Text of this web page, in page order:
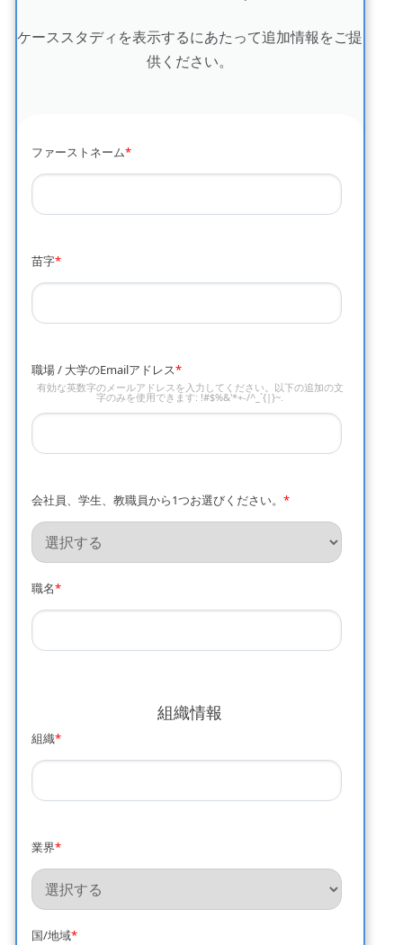
ケーススタディを表示するにあたって追加情報をご提
供ください。
ファーストネーム*
苗字*
職場 / 大学のEmailアドレス*
有効な英数字のメールアドレスを入力してください。以下の追加の文
字のみを使用できます: !#$%&'*+-/^_`{|}~.
会社員、学生、教職員から1つお選びください。 *
職名*
組織情報
組織*
業界*
国/地域*